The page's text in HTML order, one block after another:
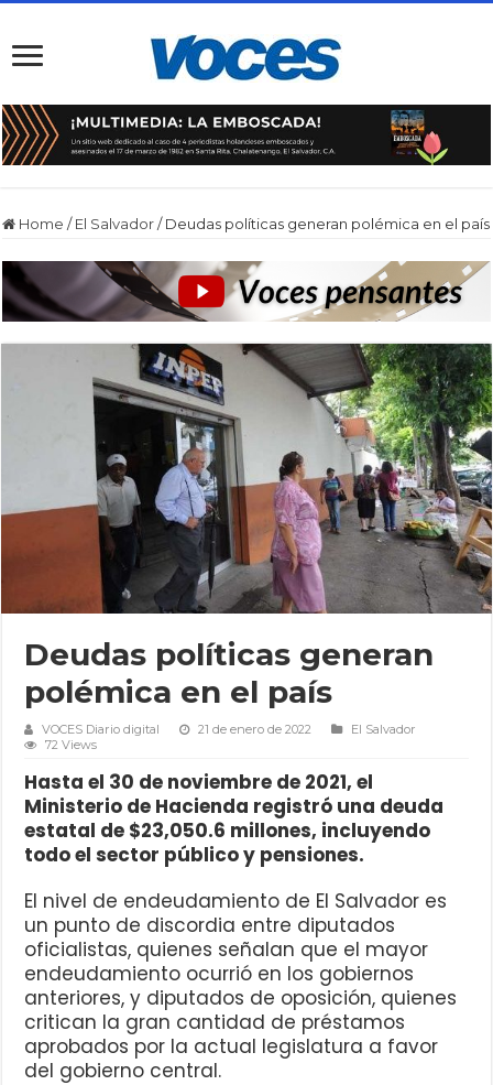
Home / El Salvador / Deudas políticas generan polémica en el país
Deudas políticas generan
polémica en el país
VOCES Diario digital 21 de enero de 2022
El Salvador
72 Views
Hasta el 30 de noviembre de 2021, el
Ministerio de Hacienda registró una deuda
estatal de $23,050.6 millones, incluyendo
todo el sector público y pensiones.
El nivel de endeudamiento de El Salvador es
un punto de discordia entre diputados
oficialistas, quienes señalan que el mayor
endeudamiento ocurrió en los gobiernos
anteriores, y diputados de oposición, quienes
critican la gran cantidad de préstamos
aprobados por la actual legislatura a favor
del gobierno central.